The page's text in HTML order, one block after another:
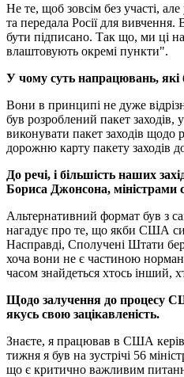
Не те, щоб зовсім без участі,
та передала Росії для
бути підписано. Так що, ми ці
влаштовують окремі пункти".
У чому суть напрацювань, які
Вони в принципі не дуже
був розроблений пакет
виконувати пакет заходів щодо
дорожню карту пакету заходів
До речі, і більшість наших
Бориса Джонсона, міністрами
Альтернативний формат був з
нагадує про те, що якби США
Насправді, Сполучені Штати
хоча вони не є частиною
часом знайдеться хтось інший,
Щодо залучення до процесу
якусь свою зацікавленість.
Знаєте, я працював в США
тижня я був на зустрічі 56
що є критично важливим